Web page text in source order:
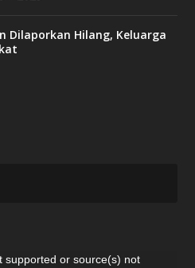
Dilaporkan Hilang, Keluarga
supported or source(s) not